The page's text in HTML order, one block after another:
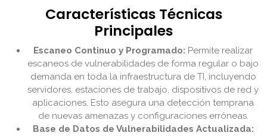
Características Técnicas
Principales
Escaneo Continuo y Programado: Permite realizar
escaneos de vulnerabilidades de forma regular o bajo
demanda en toda la infraestructura de TI, incluyendo
servidores, estaciones de trabajo, dispositivos de red y
aplicaciones. Esto asegura una detección temprana
de nuevas amenazas y configuraciones erróneas.
Base de Datos de Vulnerabilidades Actualizada: